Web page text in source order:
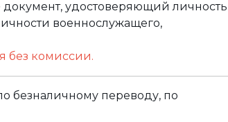
удостоверяющий личность
военнослужащего,
без комиссии.
безналичному переводу, по